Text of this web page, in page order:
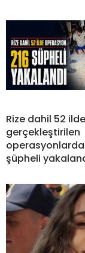
Rize dahil 52 ilde
gerçekleştirilen
operasyonlarda
şüpheli